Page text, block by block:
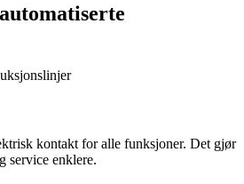
kontakt for alle funksjoner. Det gjør
service enklere.